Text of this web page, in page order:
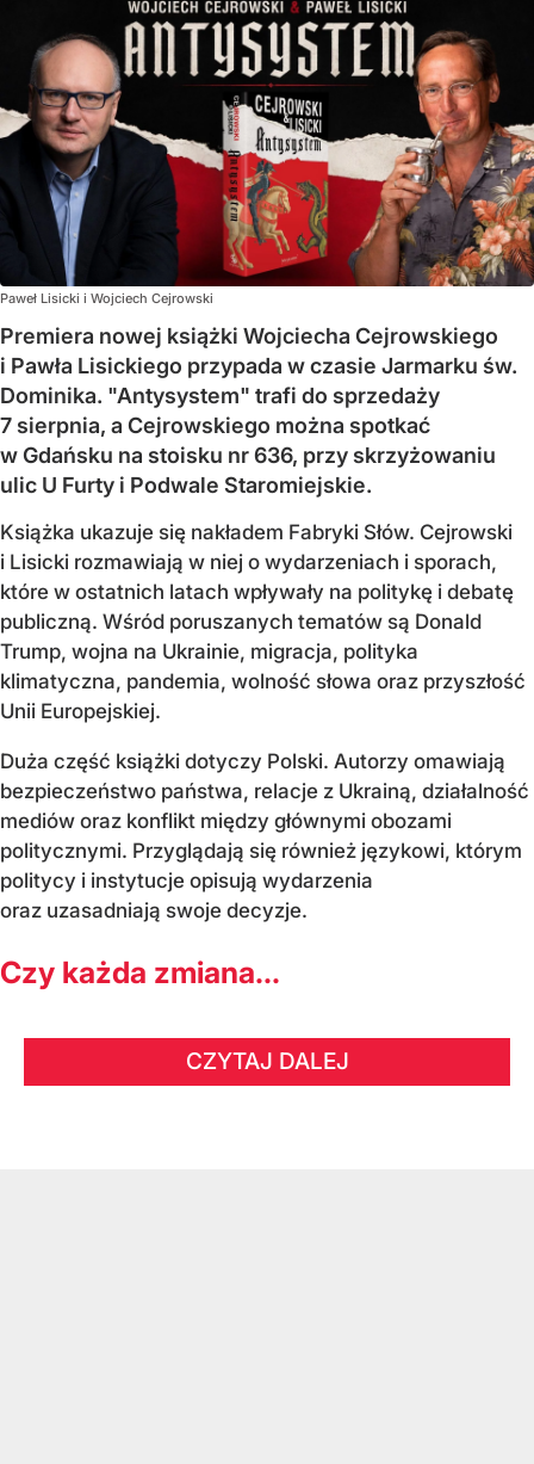
Paweł Lisicki i Wojciech Cejrowski
Premiera nowej książki Wojciecha Cejrowskiego
i Pawła Lisickiego przypada w czasie Jarmarku św.
Dominika. "Antysystem" trafi do sprzedaży
7 sierpnia, a Cejrowskiego można spotkać
w Gdańsku na stoisku nr 636, przy skrzyżowaniu
ulic U Furty i Podwale Staromiejskie.
Książka ukazuje się nakładem Fabryki Słów. Cejrowski
i Lisicki rozmawiają w niej o wydarzeniach i sporach,
które w ostatnich latach wpływały na politykę i debatę
publiczną. Wśród poruszanych tematów są Donald
Trump, wojna na Ukrainie, migracja, polityka
klimatyczna, pandemia, wolność słowa oraz przyszłość
Unii Europejskiej.
Duża część książki dotyczy Polski. Autorzy omawiają
bezpieczeństwo państwa, relacje z Ukrainą, działalność
mediów oraz konflikt między głównymi obozami
politycznymi. Przyglądają się również językowi, którym
politycy i instytucje opisują wydarzenia
oraz uzasadniają swoje decyzje.
Czy każda zmiana...
CZYTAJ DALEJ